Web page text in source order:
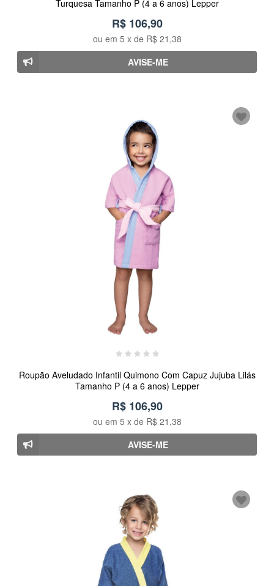
Turquesa Tamanho P (4 a 6 anos) Lepper
R$ 106,90
ou em 5 x de R$ 21,38
AVISE-ME
Roupão Aveludado Infantil Quimono Com Capuz Jujuba Lilás
Tamanho P (4 a 6 anos) Lepper
R$ 106,90
ou em 5 x de R$ 21,38
AVISE-ME